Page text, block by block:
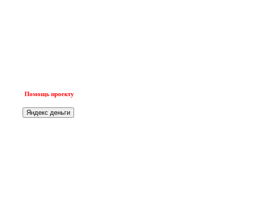
Помощь проекту